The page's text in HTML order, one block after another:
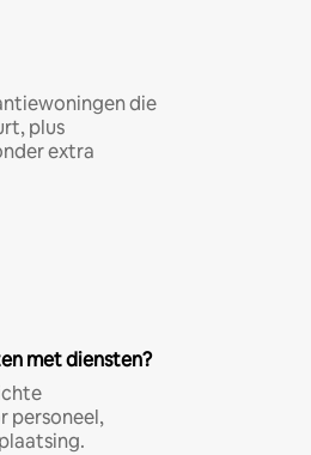
die
plus
extra
met diensten?
personeel,